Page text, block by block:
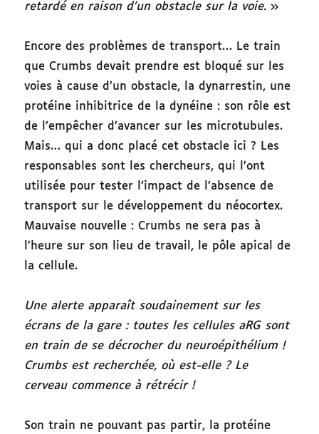
retardé en raison d’un obstacle sur la voie.»
Encore des problèmes de transport… Le train
que Crumbs devait prendre est bloqué sur les
voies à cause d’un obstacle, la dynarrestin, une
protéine inhibitrice de la dynéine : son rôle est
de l’empêcher d’avancer sur les microtubules.
Mais… qui a donc placé cet obstacle ici ? Les
responsables sont les chercheurs, qui l’ont
utilisée pour tester l’impact de l’absence de
transport sur le développement du néocortex.
Mauvaise nouvelle : Crumbs ne sera pas à
l’heure sur son lieu de travail, le pôle apical de
la cellule.
Une alerte apparaît soudainement sur les
écrans de la gare : toutes les cellules aRG sont
en train de se décrocher du neuroépithélium !
Crumbs est recherchée, où est-elle ? Le
cerveau commence à rétrécir !
Son train ne pouvant pas partir, la protéine